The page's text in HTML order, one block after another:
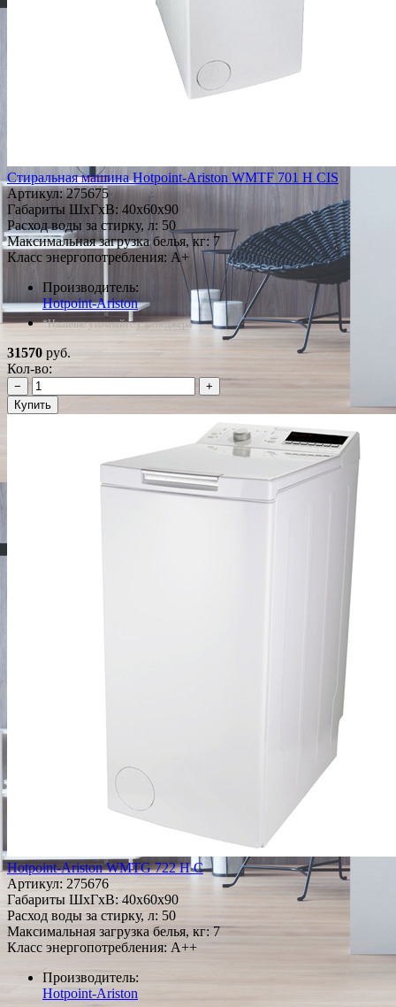
Стиральная машина Hotpoint-Ariston WMTF 701 H CIS
Артикул:275675
Габариты ШxГxВ: 40x60x90
Расход воды за стирку, л: 50
Максимальная загрузка белья, кг: 7
Класс энергопотребления: A+
Производитель:
Hotpoint-Ariston
*Наличие уточняйте у менеджера
31570 руб.
Кол-во:
−
+
Купить
Hotpoint-Ariston WMTG 722 H C
Артикул: 275676
Габариты ШxГxВ: 40x60x90
Расход воды за стирку, л: 50
Максимальная загрузка белья, кг: 7
Класс энергопотребления: A++
Производитель:
Hotpoint-Ariston